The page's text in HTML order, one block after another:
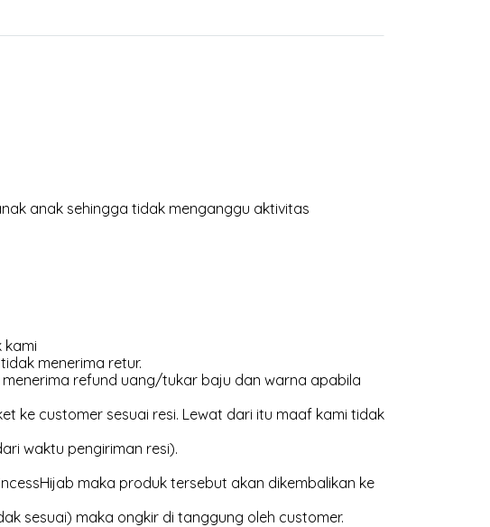
anak sehingga tidak menganggu aktivitas
kami
menerima retur.
refund uang/tukar baju dan warna apabila
ke customer sesuai resi. Lewat dari itu maaf kami tidak
waktu pengiriman resi).
maka produk tersebut akan dikembalikan ke
sesuai) maka ongkir di tanggung oleh customer.